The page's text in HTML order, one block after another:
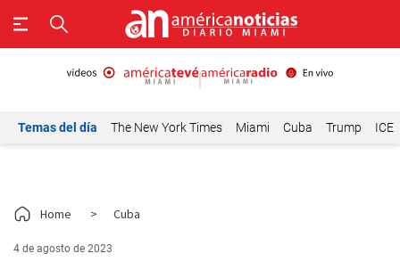
Temas del día The New York Times Miami Cuba Trump ICE
Home > Cuba
4 de agosto de 2023